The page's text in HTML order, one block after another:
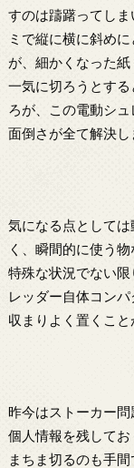
すのは躊躇ってし
ミで縦に横に斜め
が、細かくなった
一気に切ろうとす
ろが、この電動シ
面倒さが全て解決し
気になる点として
く、瞬間的に使う
特殊な状況でない
レッダー自体コン
収まりよく置くこと
昨今はストーカー
個人情報を残して
まちま切るのも手